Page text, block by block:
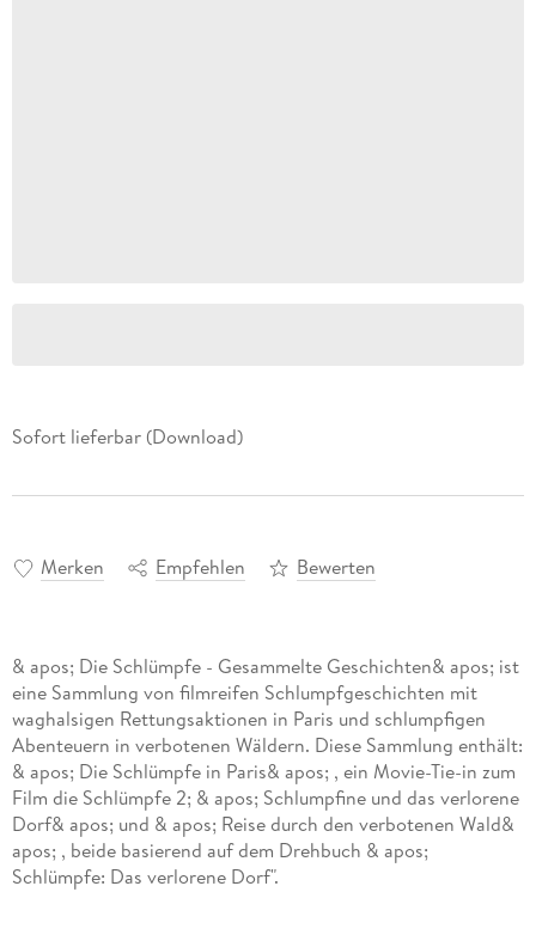
Sofort lieferbar (Download)
Merken Empfehlen Bewerten
& apos; Die Schlümpfe - Gesammelte Geschichten& apos; ist
eine Sammlung von filmreifen Schlumpfgeschichten mit
waghalsigen Rettungsaktionen in Paris und schlumpfigen
Abenteuern in verbotenen Wäldern. Diese Sammlung enthält:
& apos; Die Schlümpfe in Paris& apos; , ein Movie-Tie-in zum
Film die Schlümpfe 2; & apos; Schlumpfine und das verlorene
Dorf& apos; und & apos; Reise durch den verbotenen Wald&
apos; , beide basierend auf dem Drehbuch & apos;
Schlümpfe: Das verlorene Dorf".